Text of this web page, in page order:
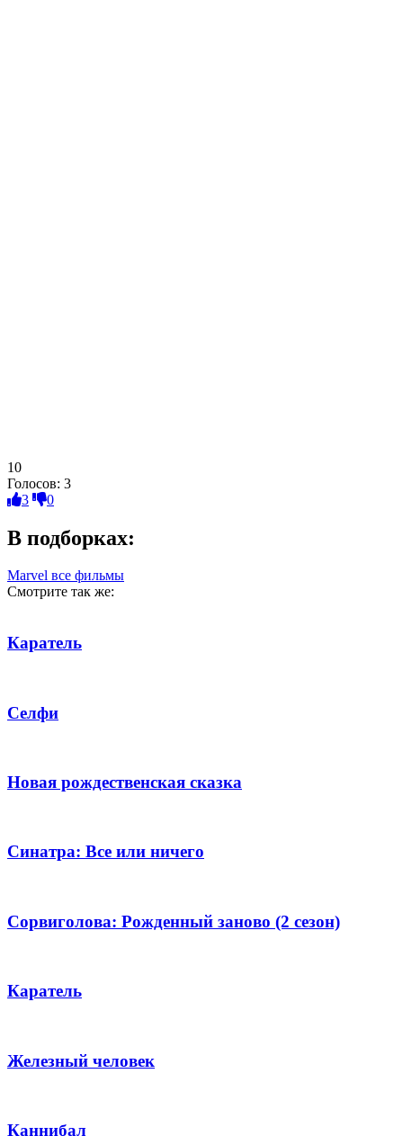
10
Голосов: 3
3
0
В подборках:
Marvel все фильмы
Смотрите так же:
Каратель
Селфи
Новая рождественская сказка
Синатра: Все или ничего
Сорвиголова: Рожденный заново (2 сезон)
Каратель
Железный человек
Каннибал